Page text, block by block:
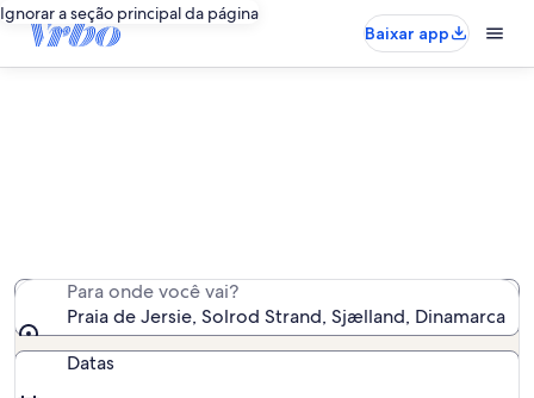
Ignorar a seção principal da página
Baixar app
Para onde você vai?
Praia de Jersie, Solrod Strand, Sjælland, Dinamarca
Datas